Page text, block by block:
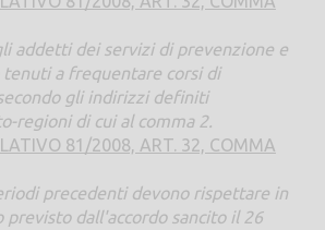
addetti dei servizi di prevenzione e
a frequentare corsi di
gli indirizzi definiti
regioni di cui al comma 2.
81/2008, ART. 32, COMMA
precedenti devono rispettare in
previsto dall'accordo sancito il 26